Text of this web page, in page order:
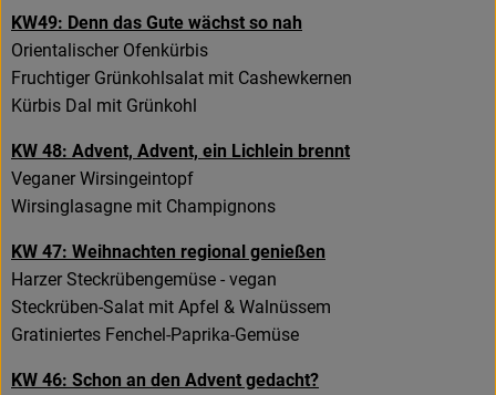
KW49: Denn das Gute wächst so nah
Orientalischer Ofenkürbis
Fruchtiger Grünkohlsalat mit Cashewkernen
Kürbis Dal mit Grünkohl
KW 48: Advent, Advent, ein Lichlein brennt
Veganer Wirsingeintopf
Wirsinglasagne mit Champignons
KW 47: Weihnachten regional genießen
Harzer Steckrübengemüse - vegan
Steckrüben-Salat mit Apfel & Walnüssem
Gratiniertes Fenchel-Paprika-Gemüse
KW 46: Schon an den Advent gedacht?